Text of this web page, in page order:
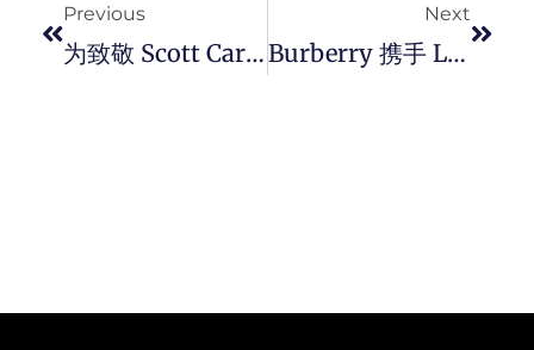
Previous
为致敬 Scott Carpenter 百岁诞辰， BREITLING 推出限量 50 枚的 Navitimer B02 Chronograph 41 Cosmonaute 铂金腕錶。
Next
Burberry 携手 Liam Gallagher、Stray Kids 成员 #金升玟 等巨星演绎「 Burberry Festival 」全新形象视觉。